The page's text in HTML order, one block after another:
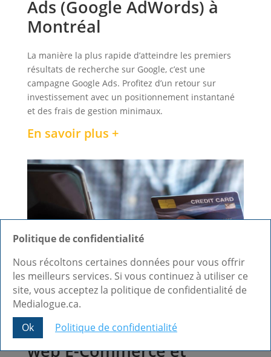
Ads (Google AdWords) à
Montréal
La manière la plus rapide d’atteindre les premiers
résultats de recherche sur Google, c’est une
campagne Google Ads. Profitez d’un retour sur
investissement avec un positionnement instantané
et des frais de gestion minimaux.
En savoir plus +
Agence de création de site
web E-Commerce et
Politique de confidentialité
Nous récoltons certaines données pour vous offrir
les meilleurs services. Si vous continuez à utiliser ce
site, vous acceptez la politique de confidentialité de
Medialogue.ca.
Ok
Politique de confidentialité